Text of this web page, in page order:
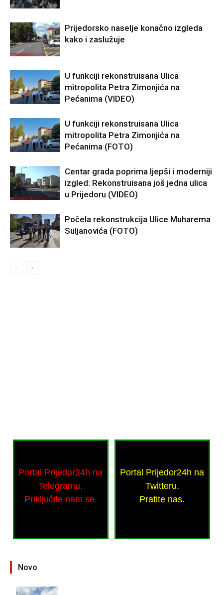
Prijedorsko naselje konačno izgleda
kako i zaslužuje
U funkciji rekonstruisana Ulica
mitropolita Petra Zimonjića na
Pećanima (VIDEO)
U funkciji rekonstruisana Ulica
mitropolita Petra Zimonjića na
Pećanima (FOTO)
Centar grada poprima ljepši i moderniji
izgled: Rekonstruisana još jedna ulica
u Prijedoru (VIDEO)
Počela rekonstrukcija Ulice Muharema
Suljanovića (FOTO)
Portal Prijedor24h na
Telegramu.
Priključite nam se.
Portal Prijedor24h na
Twitteru.
Pratite nas.
Novo